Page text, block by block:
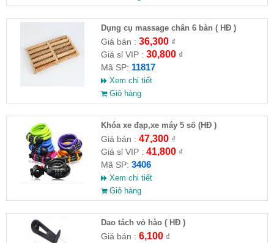
Dụng cụ massage chân 6 bàn ( HĐ )
Giá bán : 36,300₫
Giá sỉ VIP : 30,800₫
Mã SP: 11817
Xem chi tiết
Giỏ hàng
Khóa xe đạp,xe máy 5 số (HĐ )
Giá bán : 47,300₫
Giá sỉ VIP : 41,800₫
Mã SP: 3406
Xem chi tiết
Giỏ hàng
Dao tách vỏ hào ( HĐ )
Giá bán : 6,100₫